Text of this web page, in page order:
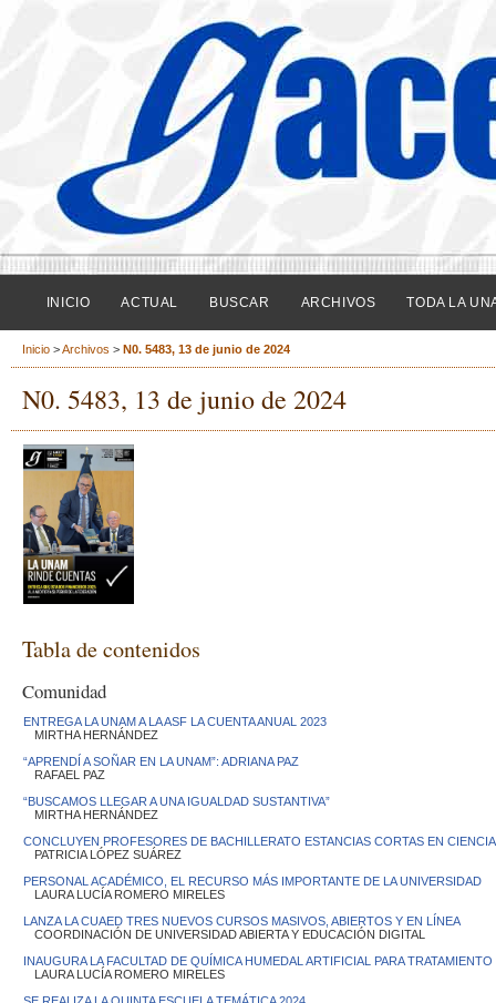
INICIO ACTUAL BUSCAR ARCHIVOS TODA LA
Inicio >Archivos > N0. 5483, 13 de junio de 2024
N0. 5483, 13 de junio de 2024
Tabla de contenidos
Comunidad
ENTREGA LA UNAM A LA ASF LA CUENTA ANUAL 2023
MIRTHA HERNÁNDEZ
“APRENDÍ A SOÑAR EN LA UNAM”: ADRIANA PAZ
RAFAEL PAZ
“BUSCAMOS LLEGAR A UNA IGUALDAD SUSTANTIVA”
MIRTHA HERNÁNDEZ
CONCLUYEN PROFESORES DE BACHILLERATO ESTANCIAS CORTAS EN
PATRICIA LÓPEZ SUÁREZ
PERSONAL ACADÉMICO, EL RECURSO MÁS IMPORTANTE DE LA UNIVERSIDAD
LAURA LUCÍA ROMERO MIRELES
LANZA LA CUAED TRES NUEVOS CURSOS MASIVOS, ABIERTOS Y EN LÍNEA
COORDINACIÓN DE UNIVERSIDAD ABIERTA Y EDUCACIÓN DIGITAL
INAUGURA LA FACULTAD DE QUÍMICA HUMEDAL ARTIFICIAL PARA
LAURA LUCÍA ROMERO MIRELES